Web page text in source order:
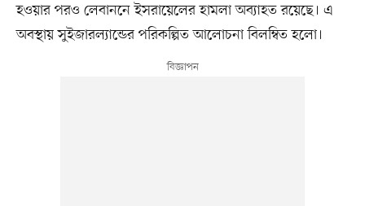
হওয়ার পরও লেবাননে ইসরায়েলের হামলা অব্যাহত রয়েছে। এ
অবস্থায় সুইজারল্যান্ডের পরিকল্পিত আলোচনা বিলম্বিত হলো।